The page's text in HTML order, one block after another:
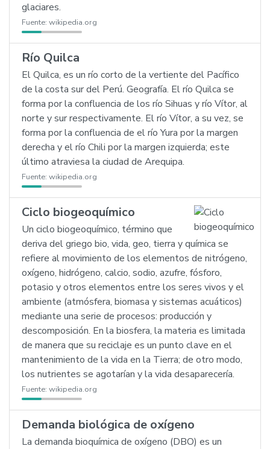
glaciares.
Fuente: wikipedia.org
Río Quilca
El Quilca, es un río corto de la vertiente del Pacífico
de la costa sur del Perú. Geografía. El río Quilca se
forma por la confluencia de los río Sihuas y río Vítor, al
norte y sur respectivamente. El río Vítor, a su vez, se
forma por la confluencia de el río Yura por la margen
derecha y el río Chili por la margen izquierda; este
último atraviesa la ciudad de Arequipa.
Fuente: wikipedia.org
Ciclo biogeoquímico
Un ciclo biogeoquímico, término que
deriva del griego bio, vida, geo, tierra y química se
refiere al movimiento de los elementos de nitrógeno,
oxígeno, hidrógeno, calcio, sodio, azufre, fósforo,
potasio y otros elementos entre los seres vivos y el
ambiente (atmósfera, biomasa y sistemas acuáticos)
mediante una serie de procesos: producción y
descomposición. En la biosfera, la materia es limitada
de manera que su reciclaje es un punto clave en el
mantenimiento de la vida en la Tierra; de otro modo,
los nutrientes se agotarían y la vida desaparecería.
Fuente: wikipedia.org
Demanda biológica de oxígeno
La demanda bioquímica de oxígeno (DBO) es un